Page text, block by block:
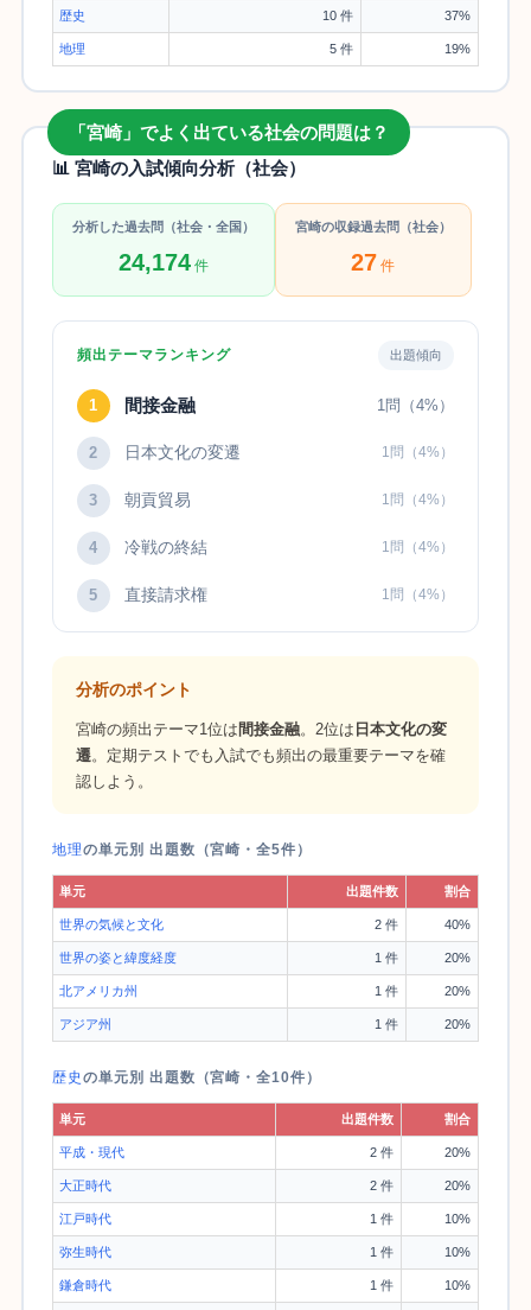
歴史 10 件 37%
地理 5 件 19%
「宮崎」でよく出ている社会の問題は？
📊 宮崎の入試傾向分析（社会）
分析した過去問（社会・全国）
24,174件
宮崎の収録過去問（社会）
27 件
頻出テーマランキング 出題傾向
1 間接金融 1問（4%）
2 日本文化の変遷 1問（4%）
3 朝貢貿易 1問（4%）
4 冷戦の終結 1問（4%）
5 直接請求権 1問（4%）
分析のポイント
宮崎の頻出テーマ1位は間接金融。2位は 日本文化の変
遷。定期テストでも入試でも頻出の最重要テーマを確
認しよう。
地理の単元別 出題数（宮崎・全5件）
単元 出題件数 割合
世界の気候と文化 2 件 40%
世界の姿と緯度経度 1 件 20%
北アメリカ州 1 件 20%
アジア州 1 件 20%
歴史 の単元別 出題数（宮崎・全10件）
単元 出題件数 割合
平成・現代 2 件 20%
大正時代 2 件 20%
江戸時代 1 件 10%
弥生時代 1 件 10%
鎌倉時代 1 件 10%